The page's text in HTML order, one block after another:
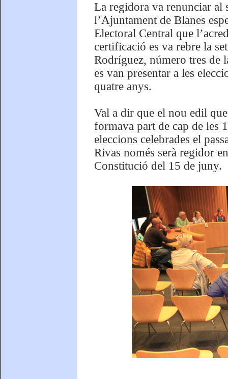
La regidora va renunciar al
l’Ajuntament de Blanes
Electoral Central que
certificació es va rebre la
Rodríguez, número tres de
es van presentar a les
quatre anys.
Val a dir que el nou edil
formava part de cap de les
eleccions celebrades el
Rivas només serà regidor
Constitució del 15 de juny.